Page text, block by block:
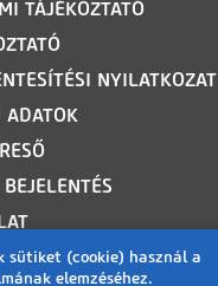
sütiket (cookie) használ a
elemzéséhez.
TÁJÉKOZTATÓ
NYILATKOZAT
ADATOK